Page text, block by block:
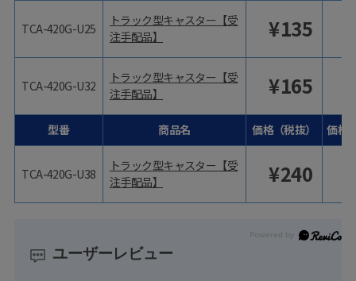
TCA-420G-U25
TCA-420G-U32
型番
TCA-420G-U38
トラック型キャスター【受
注手配品】
¥135
トラック型キャスター【受
注手配品】
¥165
商品名 価格（税抜） 価格
トラック型キャスター【受
注手配品】
¥240
ユーザーレビュー